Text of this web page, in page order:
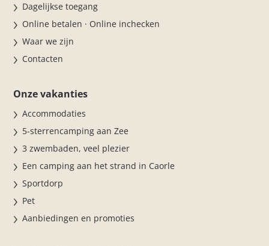
Dagelijkse toegang
Online betalen · Online inchecken
Waar we zijn
Contacten
Onze vakanties
Accommodaties
5-sterrencamping aan Zee
3 zwembaden, veel plezier
Een camping aan het strand in Caorle
Sportdorp
Pet
Aanbiedingen en promoties